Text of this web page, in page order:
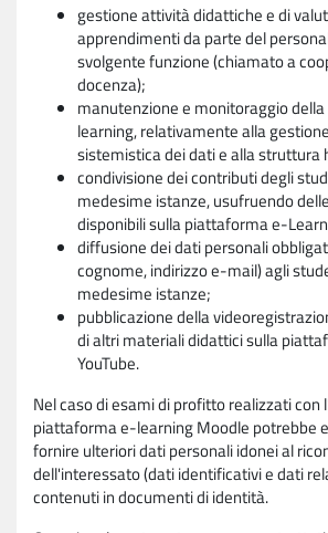
gestione attività didattiche e di
apprendimenti da parte del
svolgente funzione (chiamato a
docenza);
manutenzione e monitoraggio
learning, relativamente alla
sistemistica dei dati e alla struttura
condivisione dei contributi degli
medesime istanze, usufruendo
disponibili sulla piattaforma e-
diffusione dei dati personali
cognome, indirizzo e-mail) agli
medesime istanze;
pubblicazione della
di altri materiali didattici sulla
YouTube.
Nel caso di esami di profitto realizzati con
piattaforma e-learning Moodle potrebbe
fornire ulteriori dati personali idonei al
dell'interessato (dati identificativi e dati
contenuti in documenti di identità.